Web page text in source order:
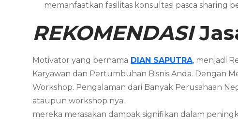
memanfaatkan fasilitas konsultasi pasca sharing
REKOMENDASI
Motivator yang bernama DIAN SAPUTRA, menjadi
Karyawan dan Pertumbuhan Bisnis Anda. Dengan
Workshop. Pengalaman dari Banyak Perusahaan
ataupun workshop nya.
mereka merasakan dampak signifikan dalam